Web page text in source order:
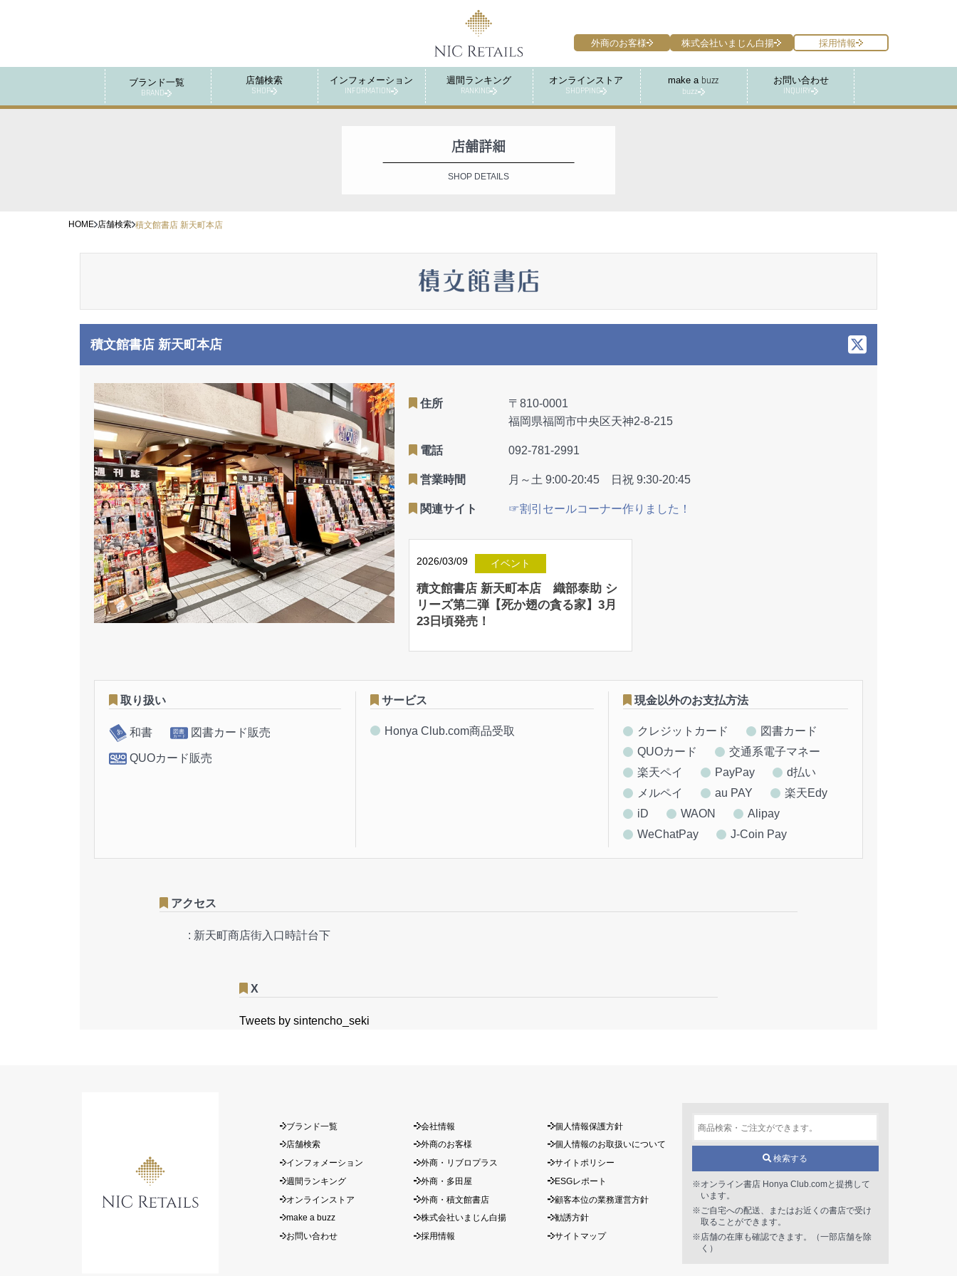
ブランド一覧
BRAND
店舗検索
SHOP
インフォメーション
INFORMATION
週間ランキング
RANKING
オンラインストア
SHOPPING
make a buzz
buzz
お問い合わせ
INQUIRY
外商のお客様 株式会社いまじん白揚 採用情報
店舗詳細
SHOP DETAILS
HOME 店舗検索 積文館書店 新天町本店
積文館書店 新天町本店
住所
〒810-0001
福岡県福岡市中央区天神2-8-215
電話 092-781-2991
営業時間 月～土 9:00-20:45 日祝 9:30-20:45
関連サイト ☞割引セールコーナー作りました！
2026/03/09 イベント
積文館書店 新天町本店 織部泰助 シ
リーズ第二弾【死か翅の貪る家】3月
23日頃発売！
取り扱い
和書 図書カード販売
QUOカード販売
サービス
Honya Club.com商品受取
現金以外のお支払方法
クレジットカード
図書カード
QUOカード
交通系電子マネー
楽天ペイ
PayPay
d払い
メルペイ
au PAY
楽天Edy
iD
WAON
Alipay
WeChatPay
J-Coin Pay
アクセス
: 新天町商店街入口時計台下
X
Tweets by sintencho_seki
検索する
※オンライン書店 Honya Club.comと提携して
います。
※ご自宅への配送、またはお近くの書店で受け
取ることができます。
※店舗の在庫も確認できます。（一部店舗を除
く）
ブランド一覧
店舗検索
インフォメーション
週間ランキング
オンラインストア
make a buzz
お問い合わせ
会社情報
外商のお客様
外商・リブロプラス
外商・多田屋
外商・積文館書店
株式会社いまじん白揚
採用情報
個人情報保護方針
個人情報のお取扱いについて
サイトポリシー
ESGレポート
顧客本位の業務運営方針
勧誘方針
サイトマップ